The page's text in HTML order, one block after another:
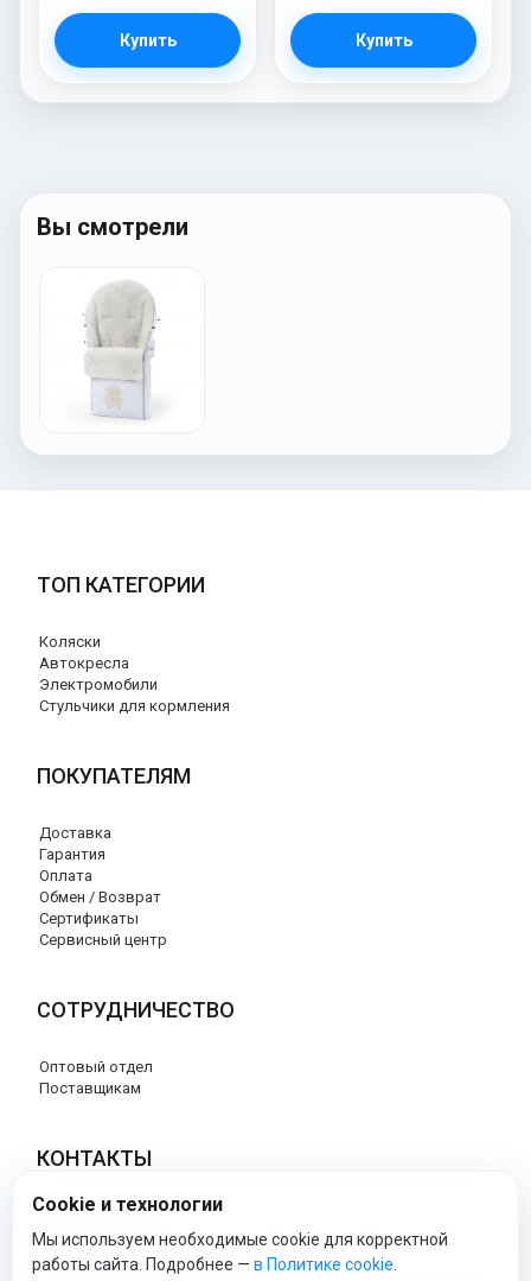
Купить Купить
Вы смотрели
ТОП КАТЕГОРИИ
Коляски
Автокресла
Электромобили
Стульчики для кормления
ПОКУПАТЕЛЯМ
Доставка
Гарантия
Оплата
Обмен / Возврат
Сертификаты
Сервисный центр
СОТРУДНИЧЕСТВО
Оптовый отдел
Поставщикам
КОНТАКТЫ
8 (800) 707-17-56
info@peg-perego-market.ru
Cookie и технологии
Мы используем необходимые cookie для корректной
работы сайта. Подробнее — в Политике cookie